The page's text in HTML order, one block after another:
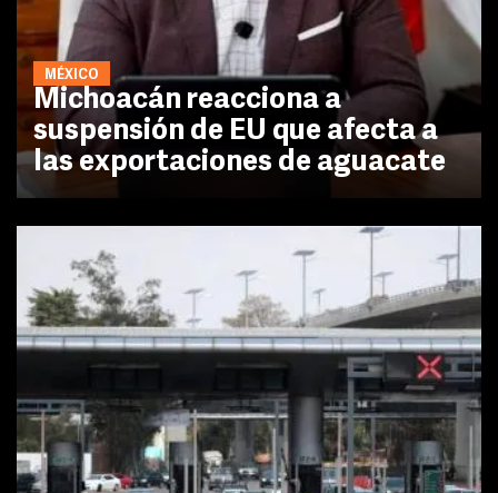
MÉXICO
Michoacán reacciona a
suspensión de EU que afecta a
las exportaciones de aguacate